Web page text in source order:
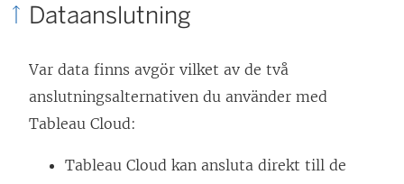
Dataanslutning
Var data finns avgör vilket av de två
anslutningsalternativen du använder med
Tableau Cloud:
Tableau Cloud kan ansluta direkt till de